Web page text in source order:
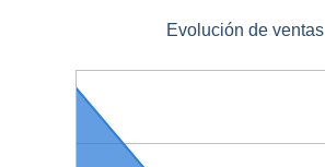
Evolución de ventas